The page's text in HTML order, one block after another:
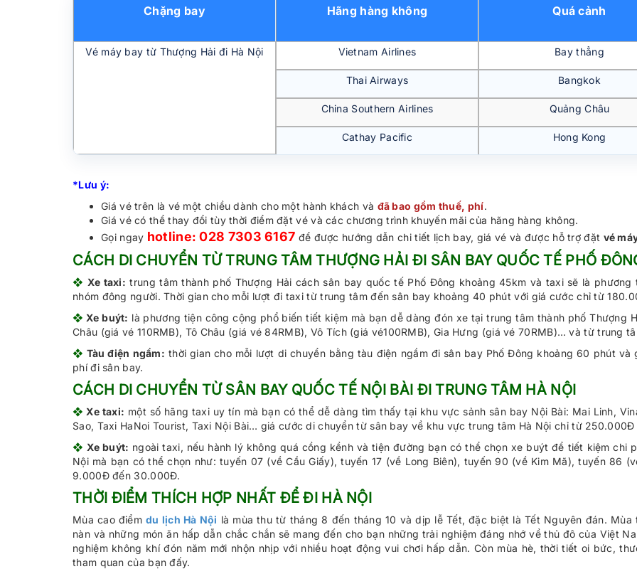
Chặng bay Hãng hàng không Quá cảnh
Vé máy bay từ Thượng Hải đi Hà Nội Vietnam Airlines Bay thẳng
Thai Airways Bangkok
China Southern Airlines Quảng Châu
Cathay Pacific Hong Kong
*Lưu ý:
Giá vé trên là vé một chiều dành cho một hành khách và đã bao gồm thuế, phí.
Giá vé có thể thay đổi tùy thời điểm đặt vé và các chương trình khuyến mãi của hãng hàng không.
Gọi ngay hotline: 028 7303 6167 để được hướng dẫn chi tiết lịch bay, giá vé và được hỗ trợ đặt vé
CÁCH DI CHUYỂN TỪ TRUNG TÂM THƯỢNG HẢI ĐI SÂN BAY QUỐC TẾ PHỐ
❖ Xe taxi: trung tâm thành phố Thượng Hải cách sân bay quốc tế Phố Đông khoảng 45km và taxi sẽ là
nhóm đông người. Thời gian cho mỗi lượt đi taxi từ trung tâm đến sân bay khoảng 40 phút với giá cước chỉ từ
❖ Xe buýt: là phương tiện công cộng phổ biến tiết kiệm mà bạn dễ dàng đón xe tại trung tâm thành phố Thượng
Châu (giá vé 110RMB), Tô Châu (giá vé 84RMB), Vô Tích (giá vé100RMB), Gia Hưng (giá vé 70RMB)… và từ trung
❖ Tàu điện ngầm: thời gian cho mỗi lượt di chuyển bằng tàu điện ngầm đi sân bay Phố Đông khoảng 60 phút
phí đi sân bay.
CÁCH DI CHUYỂN TỪ SÂN BAY QUỐC TẾ NỘI BÀI ĐI TRUNG TÂM HÀ NỘI
❖ Xe taxi: một số hãng taxi uy tín mà bạn có thể dễ dàng tìm thấy tại khu vực sảnh sân bay Nội Bài: Mai Linh,
Sao, Taxi HaNoi Tourist, Taxi Nội Bài… giá cước di chuyển từ sân bay về khu vực trung tâm Hà Nội chỉ từ
❖ Xe buýt: ngoài taxi, nếu hành lý không quá cồng kềnh và tiện đường bạn có thể chọn xe buýt để tiết kiệm
Nội mà bạn có thể chọn như: tuyến 07 (về Cầu Giấy), tuyến 17 (về Long Biên), tuyến 90 (về Kim Mã), tuyến 86
9.000Đ đến 30.000Đ.
THỜI ĐIỂM THÍCH HỢP NHẤT ĐỂ ĐI HÀ NỘI
Mùa cao điểmdu lịch Hà Nội là mùa thu từ tháng 8 đến tháng 10 và dịp lễ Tết, đặc biệt là Tết Nguyên đán.
nàn và những món ăn hấp dẫn chắc chắn sẽ mang đến cho bạn những trải nghiệm đáng nhớ về thủ đô của Việt
nghiệm không khí đón năm mới nhộn nhịp với nhiều hoạt động vui chơi hấp dẫn. Còn mùa hè, thời tiết oi bức,
tham quan của bạn đấy.